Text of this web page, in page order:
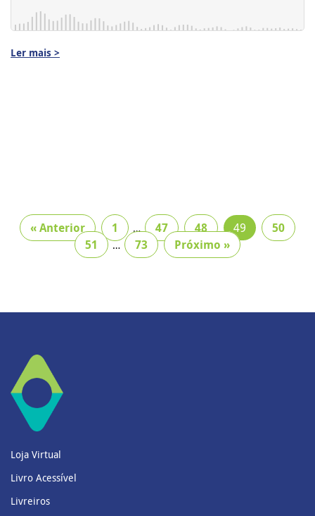
Ler mais >
« Anterior 1 … 47 48 49
50
51
… 73 Próximo »
Loja Virtual
Livro Acessível
Livreiros